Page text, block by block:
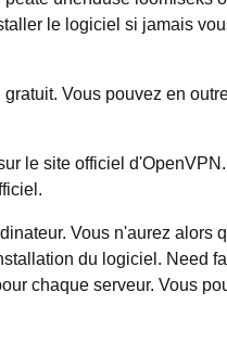
le logiciel si jamais
Vous pouvez en
le site officiel
Vous n'aurez alors
du logiciel. Need
chaque serveur. Vous